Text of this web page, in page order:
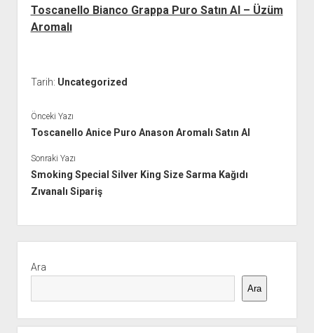
Toscanello Bianco Grappa Puro Satın Al – Üzüm
Aromalı
Tarih: Uncategorized
Önceki Yazı
Toscanello Anice Puro Anason Aromalı Satın Al
Sonraki Yazı
Smoking Special Silver King Size Sarma Kağıdı
Zıvanalı Sipariş
Menü
Ara
Ara